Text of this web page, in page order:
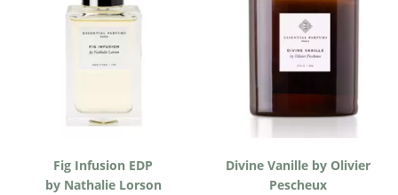
Fig Infusion EDP
by Nathalie Lorson
Divine Vanille by Olivier
Pescheux